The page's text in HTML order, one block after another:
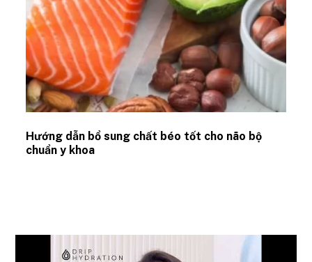
Hướng dẫn bổ sung chất béo tốt cho não bộ
chuẩn y khoa